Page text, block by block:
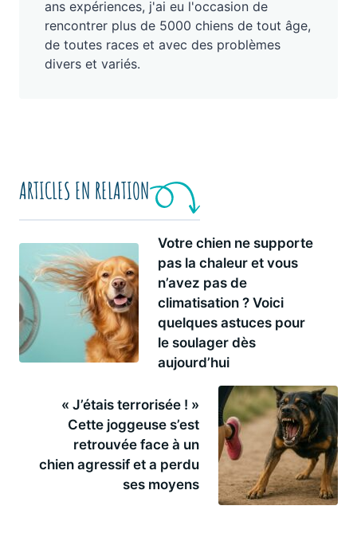
ans expériences, j'ai eu l'occasion de
rencontrer plus de 5000 chiens de tout âge,
de toutes races et avec des problèmes
divers et variés.
ARTICLES EN RELATION
Votre chien ne supporte
pas la chaleur et vous
n’avez pas de
climatisation ? Voici
quelques astuces pour
le soulager dès
aujourd’hui
« J’étais terrorisée ! »
Cette joggeuse s’est
retrouvée face à un
chien agressif et a perdu
ses moyens